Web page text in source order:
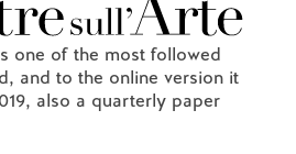
one of the most followed
and to the online version it
also a quarterly paper